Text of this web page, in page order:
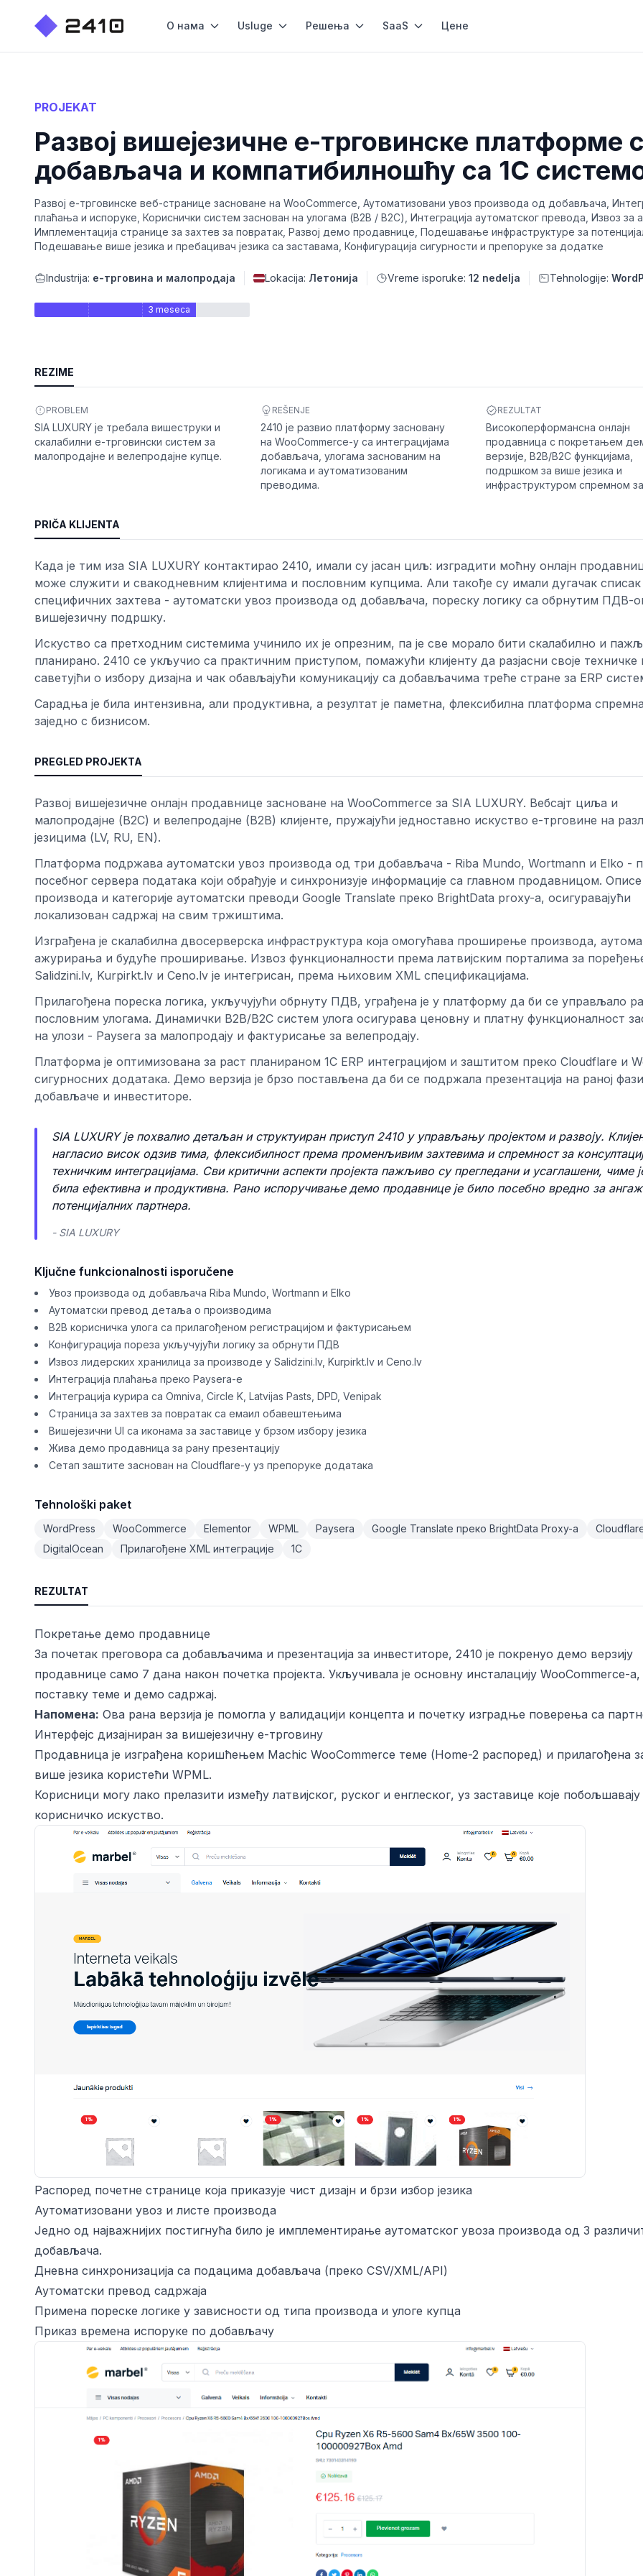
О нама Usluge Решења SaaS Цене
PROJEKAT
Развој вишејезичне е-трговинске платформе
добављача и компатибилношћу са 1C
Развој е-трговинске веб-странице засноване на WooCommerce, Аутоматизовани увоз производа од добављача,
плаћања и испоруке, Кориснички систем заснован на улогама (B2B / B2C), Интеграција аутоматског превода, Извоз за
Имплементација странице за захтев за повратак, Развој демо продавнице, Подешавање инфраструктуре за
Подешавање више језика и пребацивач језика са заставама, Конфигурација сигурности и препоруке за додатке
Industrija: е-трговина и малопродаја Lokacija: Летонија Vreme isporuke: 12 nedelja Tehnologije:
3 meseca
REZIME
PROBLEM
SIA LUXURY је требала вишеструки и
скалабилни е-трговински систем за
малопродајне и велепродајне купце.
REŠENJE
2410 је развио платформу засновану
на WooCommerce-у са интеграцијама
добављача, улогама заснованим на
логикама и аутоматизованим
преводима.
REZULTAT
Високоперформансна онлајн
продавница с покретањем
верзије, B2B/B2C функцијама,
подршком за више језика и
инфраструктуром спремном за
PRIČA KLIJENTA
Када је тим иза SIA LUXURY контактирао 2410, имали су јасан циљ: изградити моћну онлајн
може служити и свакодневним клијентима и пословним купцима. Али такође су имали дугачак списак
специфичних захтева - аутоматски увоз производа од добављача, пореску логику са обрнутим ПДВ-
вишејезичну подршку.
Искуство са претходним системима учинило их је опрезним, па је све морало бити скалабилно и
планирано. 2410 се укључио са практичним приступом, помажући клијенту да разјасни своје техничке
саветујћи о избору дизајна и чак обављајући комуникацију са добављачима треће стране за ERP
Сарадња је била интензивна, али продуктивна, а резултат је паметна, флексибилна платформа
заједно с бизнисом.
PREGLED PROJEKTA
Развој вишејезичне онлајн продавнице засноване на WooCommerce за SIA LUXURY. Вебсајт циља и
малопродајне (B2C) и велепродајне (B2B) клијенте, пружајући једноставно искуство е-трговине на
језицима (LV, RU, EN).
Платформа подржава аутоматски увоз производа од три добављача - Riba Mundo, Wortmann и Elko -
посебног сервера података који обрађује и синхронизује информације са главном продавницом. Описе
производа и категорије аутоматски преводи Google Translate преко BrightData proxy-а, осигуравајући
локализован садржај на свим тржиштима.
Изграђена је скалабилна двосерверска инфраструктура која омогућава проширење производа,
ажурирања и будуће проширивање. Извоз функционалности према латвијским порталима за
Salidzini.lv, Kurpirkt.lv и Ceno.lv је интегрисан, према њиховим XML спецификацијама.
Прилагођена пореска логика, укључујући обрнуту ПДВ, уграђена је у платформу да би се управљало
пословним улогама. Динамички B2B/B2C систем улога осигурава ценовну и платну функционалност
на улози - Paysera за малопродају и фактурисање за велепродају.
Платформа је оптимизована за раст планираном 1C ERP интеграцијом и заштитом преко Cloudflare и
сигурносних додатака. Демо верзија је брзо постављена да би се подржала презентација на раној
добављаче и инвеститоре.
SIA LUXURY је похвалио детаљан и структуиран приступ 2410 у управљању пројектом и развоју.
нагласио висок одзив тима, флексибилност према променљивим захтевима и спремност за
техничким интеграцијама. Сви критични аспекти пројекта пажљиво су прегледани и усаглашени, чиме
била ефективна и продуктивна. Рано испоручивање демо продавнице је било посебно вредно за
потенцијалних партнера.
- SIA LUXURY
Ključne funkcionalnosti isporučene
Увоз производа од добављача Riba Mundo, Wortmann и Elko
Аутоматски превод детаља о производима
B2B корисничка улога са прилагођеном регистрацијом и фактурисањем
Конфигурација пореза укључујући логику за обрнути ПДВ
Извоз лидерских хранилица за производе у Salidzini.lv, Kurpirkt.lv и Ceno.lv
Интеграција плаћања преко Paysera-е
Интеграција курира са Omniva, Circle K, Latvijas Pasts, DPD, Venipak
Страница за захтев за повратак са емаил обавештењима
Вишејезични UI са иконама за заставице у брзом избору језика
Жива демо продавница за рану презентацију
Сетап заштите заснован на Cloudflare-у уз препоруке додатака
Tehnološki paket
WordPress WooCommerce Elementor WPML Paysera Google Translate преко BrightData Proxy-а
DigitalOcean
Прилагођене XML интеграције 1C
REZULTAT
Покретање демо продавнице
За почетак преговора са добављачима и презентација за инвеститоре, 2410 је покренуо демо верзију
продавнице само 7 дана након почетка пројекта. Укључивала је основну инсталацију WooCommerce-
поставку теме и демо садржај.
Напомена: Ова рана верзија је помогла у валидацији концепта и почетку изградње поверења са
Интерфејс дизајниран за вишејезичну е-трговину
Продавница је изграђена коришћењем Machic WooCommerce теме (Home-2 распоред) и прилагођена
више језика користећи WPML.
Корисници могу лако прелазити између латвијског, руског и енглеског, уз заставице које побољшавају
корисничко искуство.
Распоред почетне странице која приказује чист дизајн и брзи избор језика
Аутоматизовани увоз и листе производа
Једно од најважнијих постигнућа било је имплементирање аутоматског увоза производа од 3
добављача.
Дневна синхронизација са подацима добављача (преко CSV/XML/API)
Аутоматски превод садржаја
Примена пореске логике у зависности од типа производа и улоге купца
Приказ времена испоруке по добављачу